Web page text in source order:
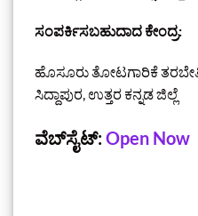
ಸಂಪರ್ಕಿಸಬಹುದಾದ ಕೇಂದ್ರ:
ಹೊಸೂರು ತೋಟಗಾರಿಕೆ ತರಬೇತಿ
ಸಿದ್ದಾಪುರ, ಉತ್ತರ ಕನ್ನಡ ಜಿಲ್ಲೆ
ವೆಬ್‌ಸೈಟ್:Open Now